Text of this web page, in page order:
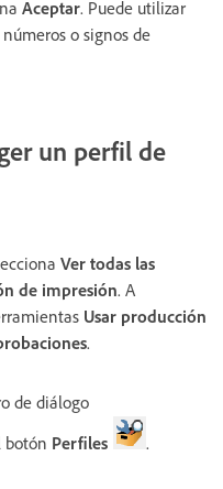
Aceptar. Puede utilizar
o signos de
un perfil de
Ver todas las
de impresión. A
Usar producción
.
de diálogo
botón Perfiles .